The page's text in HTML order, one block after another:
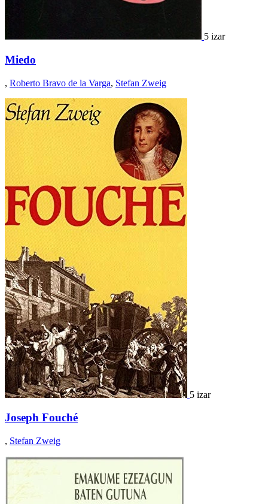
5 izar
Miedo
, Roberto Bravo de la Varga, Stefan Zweig
5 izar
Joseph Fouché
, Stefan Zweig